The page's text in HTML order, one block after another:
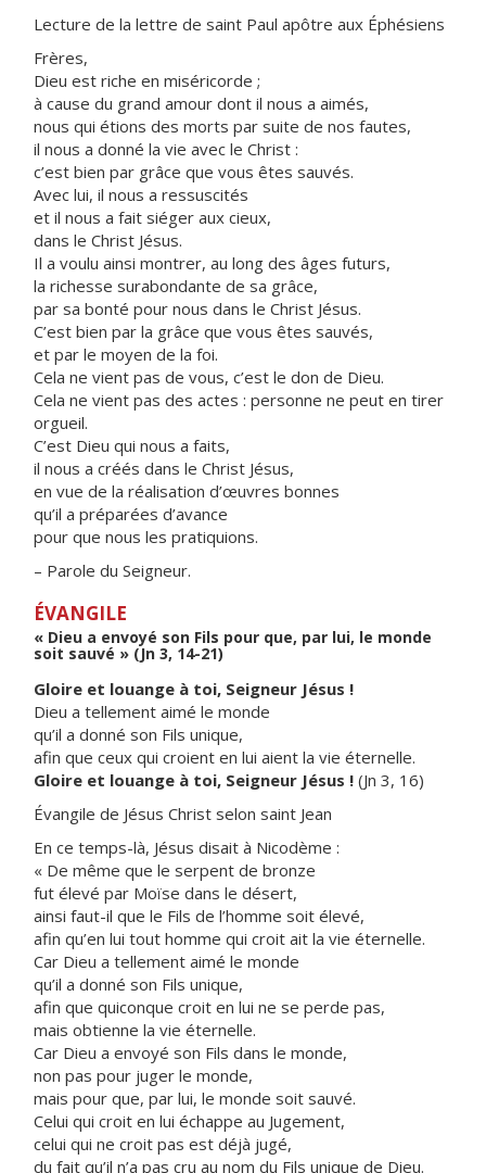
Lecture de la lettre de saint Paul apôtre aux Éphésiens
Frères,
Dieu est riche en miséricorde ;
à cause du grand amour dont il nous a aimés,
nous qui étions des morts par suite de nos fautes,
il nous a donné la vie avec le Christ :
c’est bien par grâce que vous êtes sauvés.
Avec lui, il nous a ressuscités
et il nous a fait siéger aux cieux,
dans le Christ Jésus.
Il a voulu ainsi montrer, au long des âges futurs,
la richesse surabondante de sa grâce,
par sa bonté pour nous dans le Christ Jésus.
C’est bien par la grâce que vous êtes sauvés,
et par le moyen de la foi.
Cela ne vient pas de vous, c’est le don de Dieu.
Cela ne vient pas des actes : personne ne peut en tirer
orgueil.
C’est Dieu qui nous a faits,
il nous a créés dans le Christ Jésus,
en vue de la réalisation d’œuvres bonnes
qu’il a préparées d’avance
pour que nous les pratiquions.
– Parole du Seigneur.
ÉVANGILE
« Dieu a envoyé son Fils pour que, par lui, le monde
soit sauvé » (Jn 3, 14-21)
Gloire et louange à toi, Seigneur Jésus !
Dieu a tellement aimé le monde
qu’il a donné son Fils unique,
afin que ceux qui croient en lui aient la vie éternelle.
Gloire et louange à toi, Seigneur Jésus ! (Jn 3, 16)
Évangile de Jésus Christ selon saint Jean
En ce temps-là, Jésus disait à Nicodème :
« De même que le serpent de bronze
fut élevé par Moïse dans le désert,
ainsi faut-il que le Fils de l’homme soit élevé,
afin qu’en lui tout homme qui croit ait la vie éternelle.
Car Dieu a tellement aimé le monde
qu’il a donné son Fils unique,
afin que quiconque croit en lui ne se perde pas,
mais obtienne la vie éternelle.
Car Dieu a envoyé son Fils dans le monde,
non pas pour juger le monde,
mais pour que, par lui, le monde soit sauvé.
Celui qui croit en lui échappe au Jugement,
celui qui ne croit pas est déjà jugé,
du fait qu’il n’a pas cru au nom du Fils unique de Dieu.